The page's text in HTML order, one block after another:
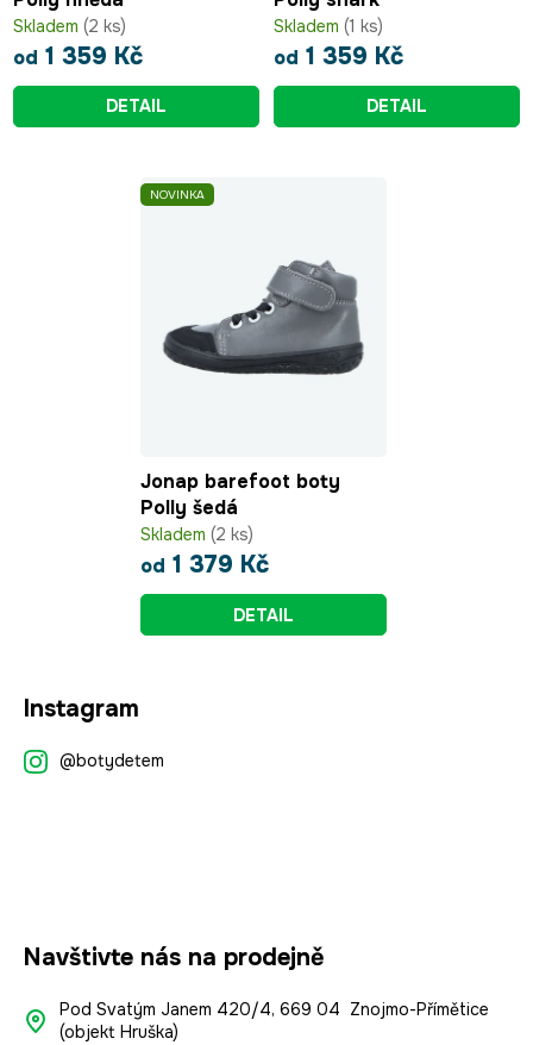
Skladem (2 ks)
od 1 359 Kč
DETAIL
Skladem (1 ks)
od 1 359 Kč
DETAIL
NOVINKA
Jonap barefoot boty
Polly šedá
Skladem (2 ks)
od 1 379 Kč
DETAIL
Instagram
@botydetem
Navštivte nás na prodejně
Pod Svatým Janem 420/4, 669 04 Znojmo-Přímětice
(objekt Hruška)